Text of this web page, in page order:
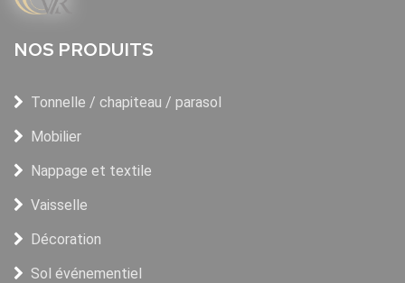
NOS PRODUITS
Tonnelle / chapiteau / parasol
Mobilier
Nappage et textile
Vaisselle
Décoration
Sol événementiel